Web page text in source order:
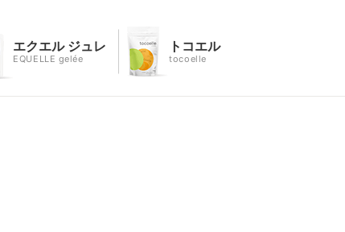
エクエル ジュレ
EQUELLE gelée
トコエル
tocoelle